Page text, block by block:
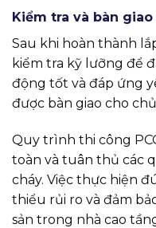
Kiểm tra và bàn
Sau khi hoàn thành
kiểm tra kỹ lưỡng để
động tốt và đáp ứng
được bàn giao cho
Quy trình thi công
toàn và tuân thủ các
cháy. Việc thực hiện
thiểu rủi ro và đảm
sản trong nhà cao